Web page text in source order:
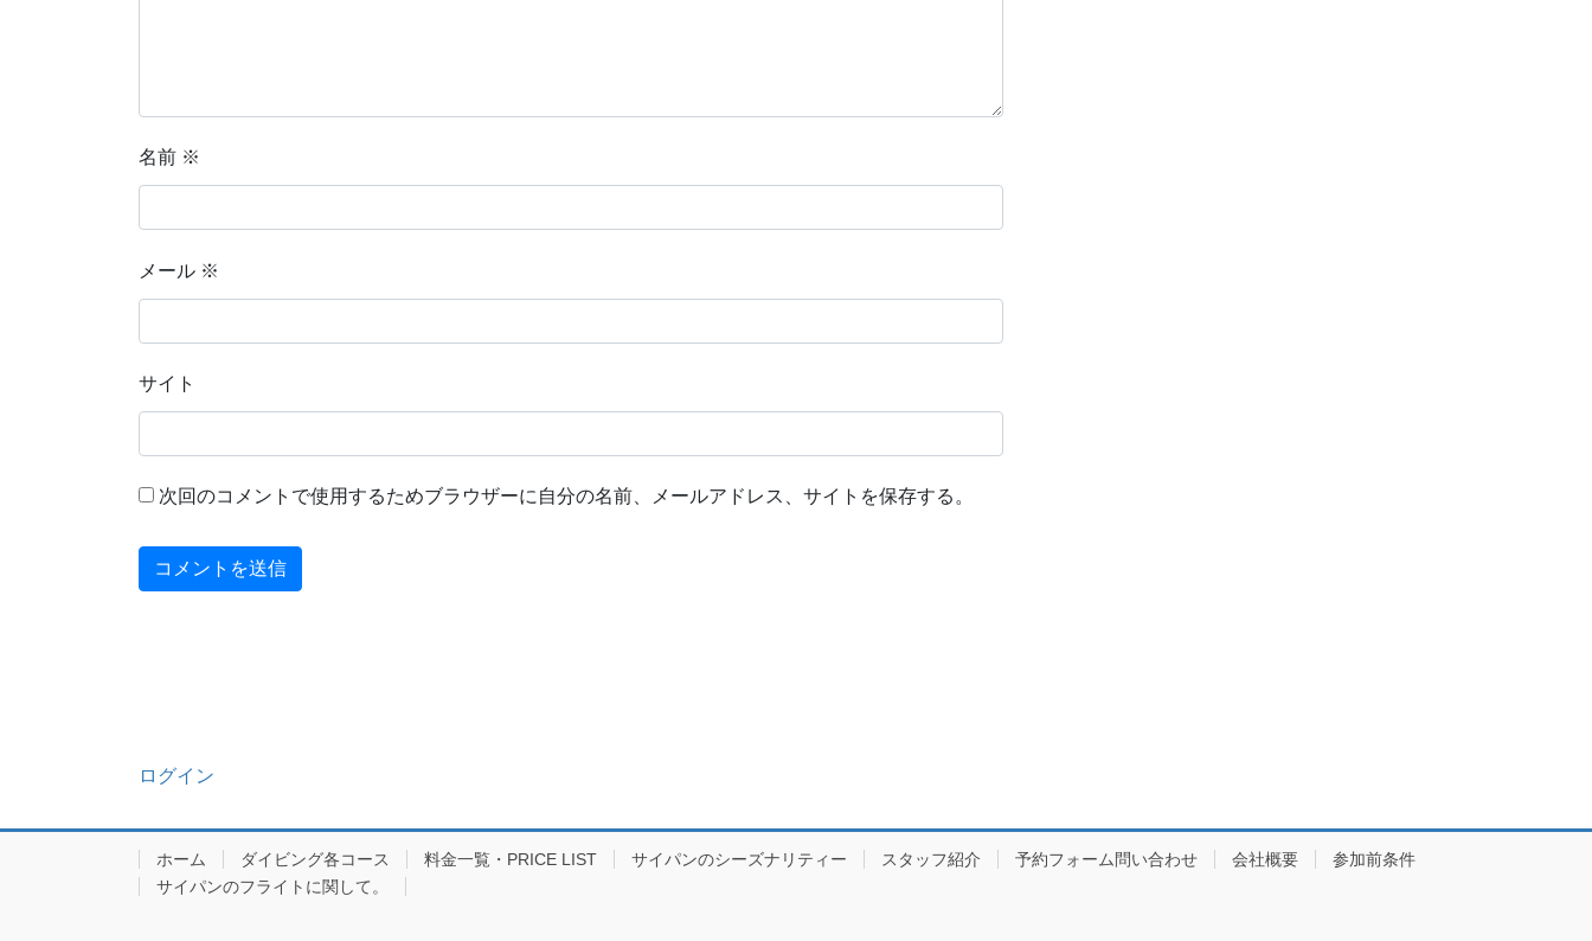
名前 ※
メール ※
サイト
次回のコメントで使用するためブラウザーに自分の名前、メールアドレス、サイトを保存する。
ログイン
ホーム ダイビング各コース 料金一覧・PRICE LIST サイパンのシーズナリティー スタッフ紹介 予約フォーム問い合わせ 会社概要
参加前条件
サイパンのフライトに関して。